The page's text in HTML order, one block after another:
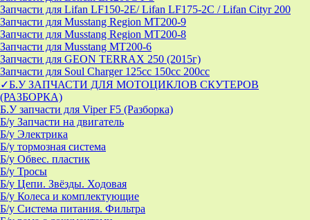
Запчасти для Lifan LF150-2E/ Lifan LF175-2C / Lifan Cityr 200
Запчасти для Musstang Region MT200-9
Запчасти для Musstang Region MT200-8
Запчасти для Musstang MT200-6
Запчасти для GEON TERRAX 250 (2015г)
Запчасти для Soul Charger 125сс 150cc 200сс
✓Б.У ЗАПЧАСТИ ДЛЯ МОТОЦИКЛОВ СКУТЕРОВ
(РАЗБОРКА)
Б.У запчасти для Viper F5 (Разборка)
Б/у Запчасти на двигатель
Б/у Электрика
Б/у тормозная система
Б/у Обвес. пластик
Б/у Тросы
Б/у Цепи. Звёзды. Ходовая
Б/у Колеса и комплектующие
Б/у Система питания. Фильтра